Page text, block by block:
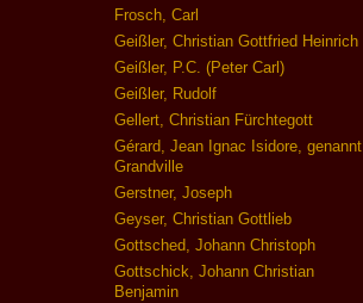
Frosch, Carl
Geißler, Christian Gottfried Heinrich
Geißler, P.C. (Peter Carl)
Geißler, Rudolf
Gellert, Christian Fürchtegott
Gérard, Jean Ignac Isidore, genannt
Grandville
Gerstner, Joseph
Geyser, Christian Gottlieb
Gottsched, Johann Christoph
Gottschick, Johann Christian
Benjamin